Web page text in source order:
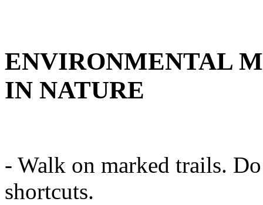
ENVIRONMENTAL
IN NATURE
- Walk on marked trails.
shortcuts.